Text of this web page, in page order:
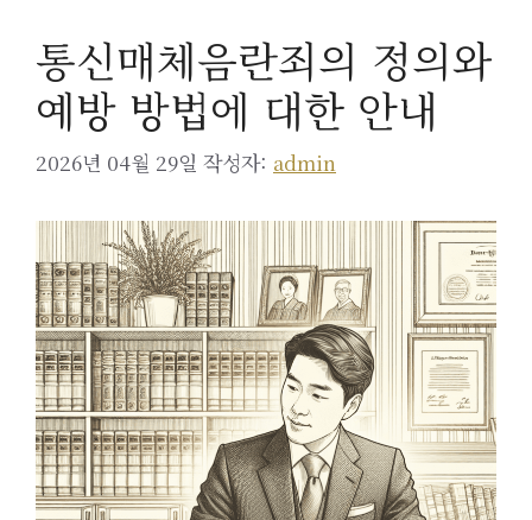
통신매체음란죄의 정의와
예방 방법에 대한 안내
2026년 04월 29일 작성자: admin